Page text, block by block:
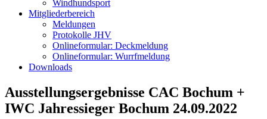
Windhundsport
Mitgliederbereich
Meldungen
Protokolle JHV
Onlineformular: Deckmeldung
Onlineformular: Wurrfmeldung
Downloads
Ausstellungsergebnisse CAC Bochum +
IWC Jahressieger Bochum 24.09.2022